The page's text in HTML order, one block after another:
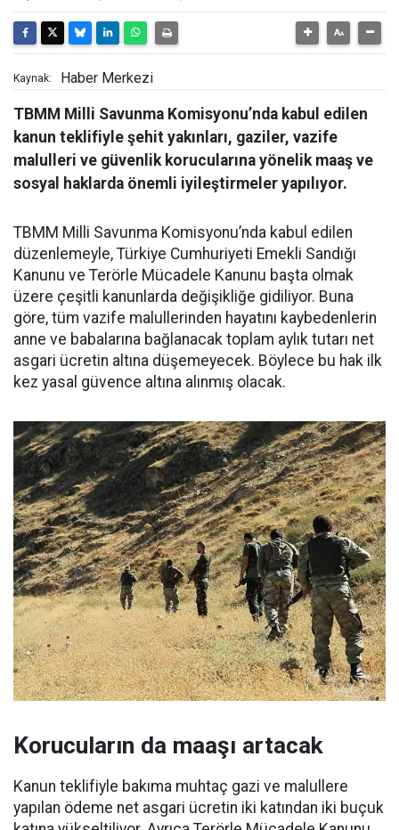
Kaynak: Haber Merkezi
TBMM Milli Savunma Komisyonu’nda kabul edilen
kanun teklifiyle şehit yakınları, gaziler, vazife
malulleri ve güvenlik korucularına yönelik maaş ve
sosyal haklarda önemli iyileştirmeler yapılıyor.
TBMM Milli Savunma Komisyonu’nda kabul edilen
düzenlemeyle, Türkiye Cumhuriyeti Emekli Sandığı
Kanunu ve Terörle Mücadele Kanunu başta olmak
üzere çeşitli kanunlarda değişikliğe gidiliyor. Buna
göre, tüm vazife malullerinden hayatını kaybedenlerin
anne ve babalarına bağlanacak toplam aylık tutarı net
asgari ücretin altına düşemeyecek. Böylece bu hak ilk
kez yasal güvence altına alınmış olacak.
Korucuların da maaşı artacak
Kanun teklifiyle bakıma muhtaç gazi ve malullere
yapılan ödeme net asgari ücretin iki katından iki buçuk